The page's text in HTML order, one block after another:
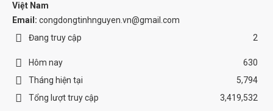
Việt Nam
Email: congdongtinhnguyen.vn@gmail.com
Đang truy cập
2
Hôm nay
630
Tháng hiện tại
5,794
Tổng lượt truy cập
3,419,532